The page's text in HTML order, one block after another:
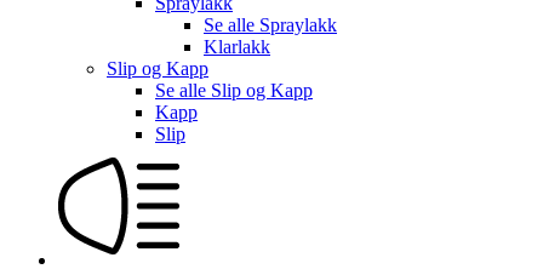
Se alle Spraylakk
Klarlakk
Slip og Kapp
Se alle Slip og Kapp
Kapp
Slip